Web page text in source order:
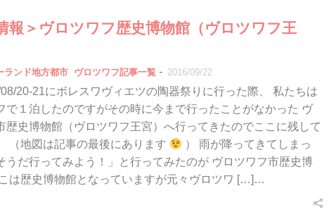
報＞ヴロツワフ歴史博物館（ヴロツワフ王
ランド地方都市 ヴロツワフ記事一覧 - 2016/09/22
20-21にボレスワヴィエツの陶器祭りに行った際、 私たちは
で１泊したのですがその時に今まで行ったことがなかった ヴ
歴史博物館（ヴロツワフ王宮）へ行ってきたのでここに残して
（地図は記事の最後にあります
） 雨が降ってきてしまっ
うだ行ってみよう！」と行ってみたのが ヴロツワフ市歴史博
は歴史博物館となっていますが元々ヴロツワ […]…